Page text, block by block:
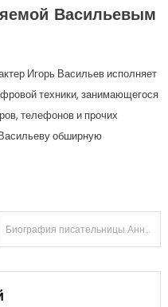
Васильевым
Игорь Васильев исполняет
техники, занимающегося
телефонов и прочих
обширную
Биография писательницы Анны Джейн — увлекательные события жизни, литературные достижения и загадочная часть биографии!